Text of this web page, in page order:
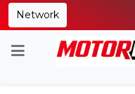
Network